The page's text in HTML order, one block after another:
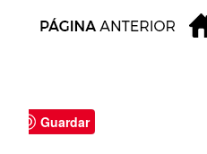
Guardar